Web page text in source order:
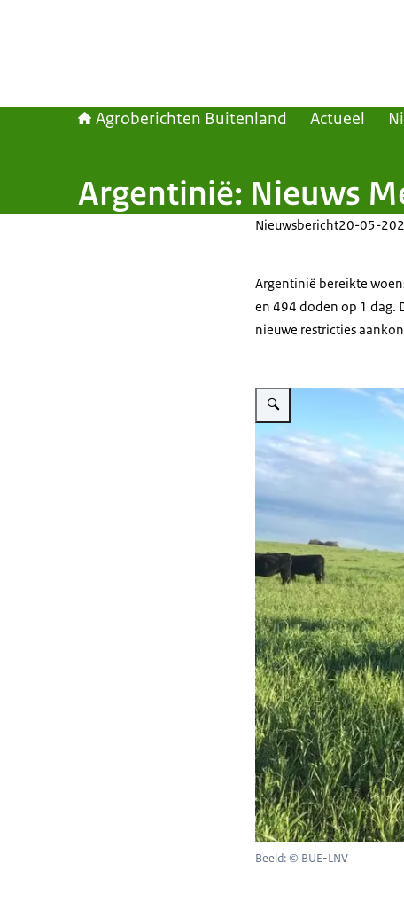
Agroberichten Buitenland Actueel
Argentinië: Nieuws
Nieuwsbericht20-05-
Argentinië bereikte
en 494 doden op 1 dag.
nieuwe restricties
Vergroot afbeelding Grasland
Beeld: © BUE-LNV